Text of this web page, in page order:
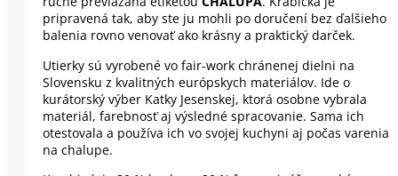
pripravená tak, aby ste ju mohli po doručení bez ďalšieho
balenia rovno venovať ako krásny a praktický darček.
Utierky sú vyrobené vo fair-work chránenej dielni na
Slovensku z kvalitných európskych materiálov. Ide o
kurátorský výber Katky Jesenskej, ktorá osobne vybrala
materiál, farebnosť aj výsledné spracovanie. Sama ich
otestovala a používa ich vo svojej kuchyni aj počas varenia
na chalupe.